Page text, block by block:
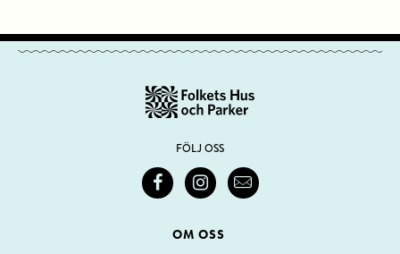
FÖLJ OSS
OM OSS